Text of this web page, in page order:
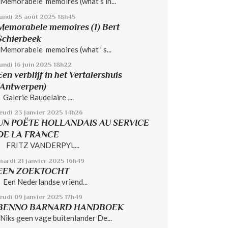
25 août 2025 18h45
memoires (1) Bert
memoires (what ’ s...
16 juin 2025 18h22
verblijf in het Vertalershuis
Baudelaire ,...
23 janvier 2025 14h26
POËTE HOLLANDAIS AU SERVICE
LA FRANCE
VANDERPYL...
21 janvier 2025 16h49
ZOEKTOCHT
Nederlandse vriend...
09 janvier 2025 17h49
BARNARD HANDBOEK
geen vage buitenlander De...